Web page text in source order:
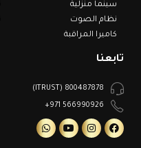
سينما منزلية
نظام الصوت
كاميرا المراقبة
تابعنا
800487878 (ITRUST)
566990926 971+